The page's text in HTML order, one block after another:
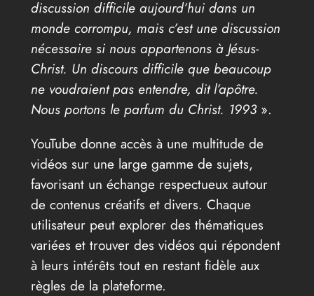
discussion difficile aujourd’hui dans un
monde corrompu, mais c’est une discussion
nécessaire si nous appartenons à Jésus-
Christ. Un discours difficile que beaucoup
ne voudraient pas entendre, dit l’apôtre.
Nous portons le parfum du Christ. 1993 ».
YouTube donne accès à une multitude de
vidéos sur une large gamme de sujets,
favorisant un échange respectueux autour
de contenus créatifs et divers. Chaque
utilisateur peut explorer des thématiques
variées et trouver des vidéos qui répondent
à leurs intérêts tout en restant fidèle aux
règles de la plateforme.